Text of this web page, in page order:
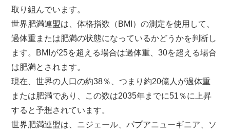
取り組んでいます。
世界肥満連盟は、体格指数（BMI）の測定を使用して、
過体重または肥満の状態になっているかどうかを判断し
ます。BMIが25を超える場合は過体重、30を超える場合
は肥満とされます。
現在、世界の人口の約38％、つまり約20億人が過体重
または肥満であり、この数は2035年までに51％に上昇
すると予想されています。
世界肥満連盟は、ニジェール、パプアニューギニア、ソ